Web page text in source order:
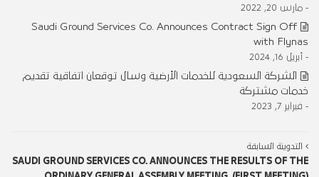
- مارس 20, 2022
Saudi Ground Services Co. Announces Contract Sign Off
with Flynas
- أبريل 16, 2024
الشركة السعودية للخدمات الأرضية وسال توقعان اتفاقية تقديم
خدمات مشتركة
- فبراير 7, 2023
التدوينة السابقة
SAUDI GROUND SERVICES CO. ANNOUNCES THE RESULTS OF THE